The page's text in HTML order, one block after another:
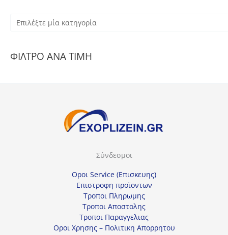
λ
ΦΙΛΤΡΟ ΑΝΑ ΤΙΜΗ
Σύνδεσμοι
Οροι Service (Επισκευης)
Επιστροφη προϊοντων
Τροποι Πληρωμης
Τροποι Αποστολης
Τροποι Παραγγελιας
Οροι Χρησης – Πολιτικη Απορρητου